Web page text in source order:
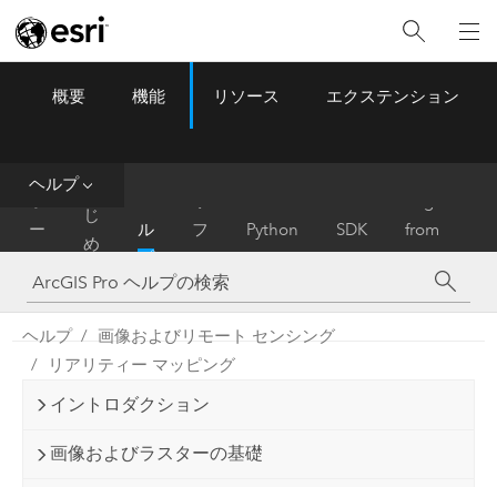
ArcGIS Pro Menu
概要 機能 リソース エクステンション
ヘルプ
ー
ム
は
じ
め
に
ル
プ
フ
ァ
レ
ン
ス
Python SDK
from
ArcMap
ヘルプ
画像およびリモート センシング
リアリティー マッピング
イントロダクション
画像およびラスターの基礎